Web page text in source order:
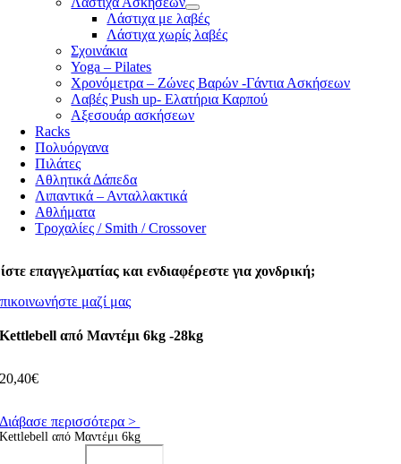
Λάστιχα με λαβές
Λάστιχα χωρίς λαβές
Σχοινάκια
Yoga – Pilates
Χρονόμετρα – Ζώνες Βαρών -Γάντια Ασκήσεων
Λαβές Push up- Ελατήρια Καρπού
Αξεσουάρ ασκήσεων
Racks
Πολυόργανα
Πιλάτες
Αθλητικά Δάπεδα
Λιπαντικά – Ανταλλακτικά
Αθλήματα
Τροχαλίες / Smith / Crossover
επαγγελματίας και ενδιαφέρεστε για χονδρική;
μαζί μας
Kettlebell από Μαντέμι 6kg -28kg
20,40€
Διάβασε περισσότερα >
Kettlebell από Μαντέμι 6kg